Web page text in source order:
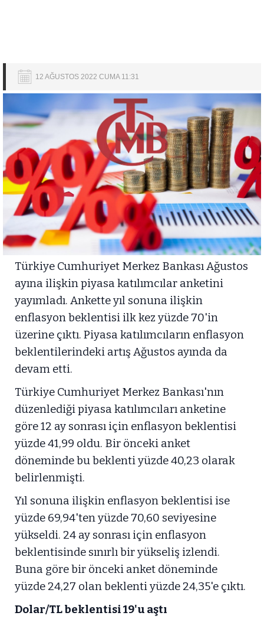
12 AĞUSTOS 2022 CUMA 11:31
Türkiye Cumhuriyet Merkez Bankası Ağustos
ayına ilişkin piyasa katılımcılar anketini
yayımladı. Ankette yıl sonuna ilişkin
enflasyon beklentisi ilk kez yüzde 70'in
üzerine çıktı. Piyasa katılımcıların enflasyon
beklentilerindeki artış Ağustos ayında da
devam etti.
Türkiye Cumhuriyet Merkez Bankası'nın
düzenlediği piyasa katılımcıları anketine
göre 12 ay sonrası için enflasyon beklentisi
yüzde 41,99 oldu. Bir önceki anket
döneminde bu beklenti yüzde 40,23 olarak
belirlenmişti.
Yıl sonuna ilişkin enflasyon beklentisi ise
yüzde 69,94'ten yüzde 70,60 seviyesine
yükseldi. 24 ay sonrası için enflasyon
beklentisinde sınırlı bir yükseliş izlendi.
Buna göre bir önceki anket döneminde
yüzde 24,27 olan beklenti yüzde 24,35'e çıktı.
Dolar/TL beklentisi 19'u aştı